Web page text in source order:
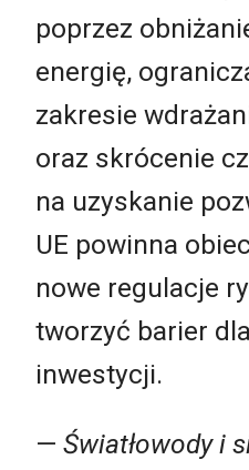
poprzez
energię,
zakresie
oraz skrócenie
na uzyskanie
UE powinna
nowe regulacje
tworzyć barier
inwestycji.
— Światłowody i